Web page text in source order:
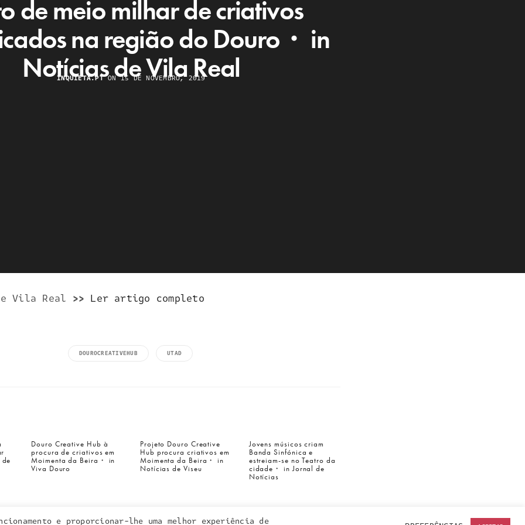
de meio milhar de criativos
na região do Douro・ in
Notícias de Vila Real
INQUIETA.PTON 15 DE NOVEMBRO, 2019
Vila Real >> Ler artigo completo
DOUROCREATIVEHUB UTAD
Douro Creative Hub à
procura de criativos em
Moimenta da Beira・ in
Viva Douro
Projeto Douro Creative
Hub procura criativos em
Moimenta da Beira・ in
Notícias de Viseu
Jovens músicos criam
Banda Sinfónica e
estreiam-se no Teatro da
cidade・ in Jornal de
Notícias
o que fazemos
portefólio
na imprensa
e proporcionar-lhe uma melhor experiência de